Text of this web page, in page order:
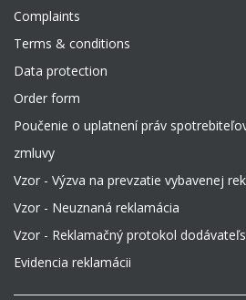
Complaints
Terms & conditions
Data protection
Order form
Poučenie o uplatnení práv
zmluvy
Vzor - Výzva na prevzatie vybavenej
Vzor - Neuznaná reklamácia
Vzor - Reklamačný protokol
Evidencia reklamácii